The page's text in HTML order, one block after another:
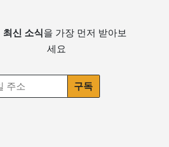
최신 소식을 가장 먼저 받아보
세요